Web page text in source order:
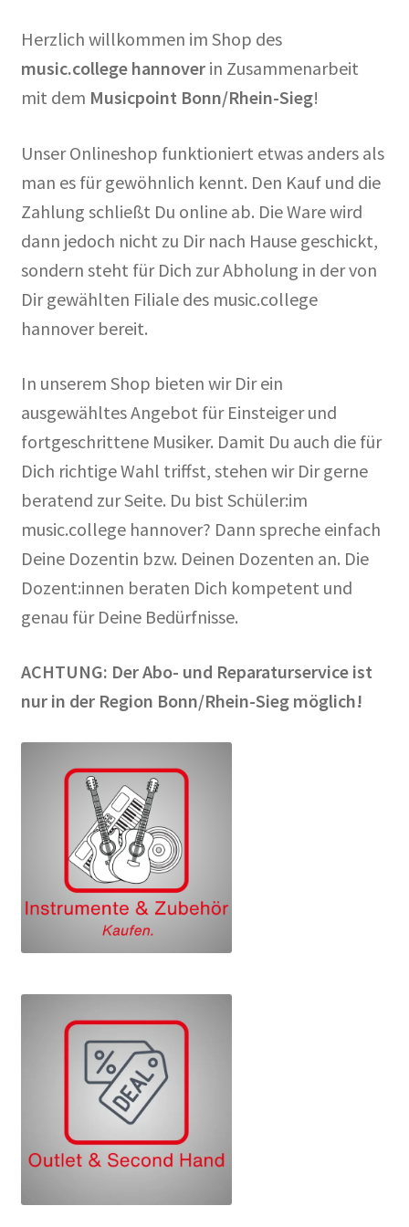
Mein Konto
Herzlich willkommen im Shop des
music.college hannoverin Zusammenarbeit
mit dem Musicpoint Bonn/Rhein-Sieg!
Unser Onlineshop funktioniert etwas anders als
man es für gewöhnlich kennt. Den Kauf und die
Zahlung schließt Du online ab. Die Ware wird
dann jedoch nicht zu Dir nach Hause geschickt,
sondern steht für Dich zur Abholung in der von
Dir gewählten Filiale des music.college
hannover bereit.
In unserem Shop bieten wir Dir ein
ausgewähltes Angebot für Einsteiger und
fortgeschrittene Musiker. Damit Du auch die für
Dich richtige Wahl triffst, stehen wir Dir gerne
beratend zur Seite. Du bist Schüler:im
music.college hannover? Dann spreche einfach
Deine Dozentin bzw. Deinen Dozenten an. Die
Dozent:innen beraten Dich kompetent und
genau für Deine Bedürfnisse.
ACHTUNG: Der Abo- und Reparaturservice ist
nur in der Region Bonn/Rhein-Sieg möglich!